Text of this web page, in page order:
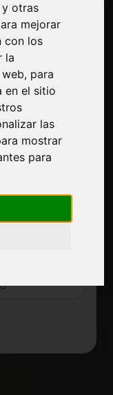
otras
mejorar
con los
la
, para
en el sitio
las
mostrar
para
del sector,
los
y